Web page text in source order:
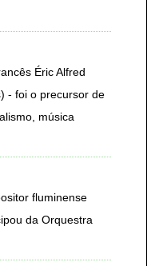
Éric Alfred
- foi o precursor de
música
fluminense
da Orquestra